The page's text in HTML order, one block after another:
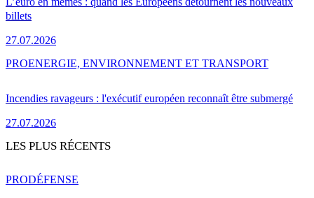
billets
27.07.2026
Incendies ravageurs : l'exécutif européen reconnaît être submergé
27.07.2026
PROENERGIE, ENVIRONNEMENT ET TRANSPORT
LES PLUS RÉCENTS
PRODÉFENSE